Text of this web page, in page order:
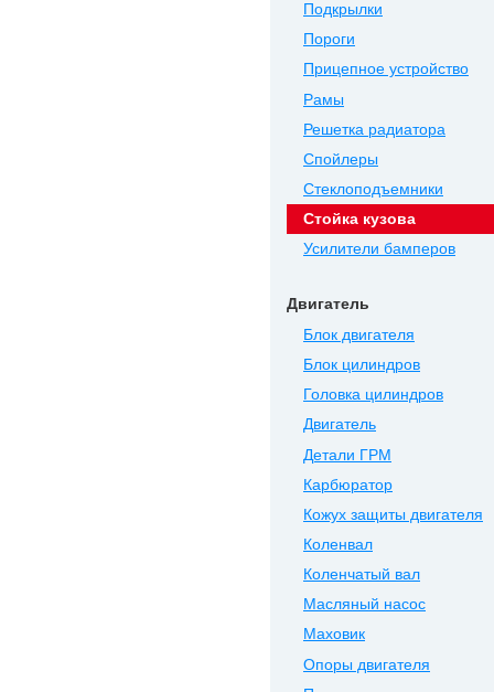
Подкрылки
Пороги
Прицепное устройство
Рамы
Решетка радиатора
Спойлеры
Стеклоподъемники
Стойка кузова
Усилители бамперов
Двигатель
Блок двигателя
Блок цилиндров
Головка цилиндров
Двигатель
Детали ГРМ
Карбюратор
Кожух защиты двигателя
Коленвал
Коленчатый вал
Масляный насос
Маховик
Опоры двигателя